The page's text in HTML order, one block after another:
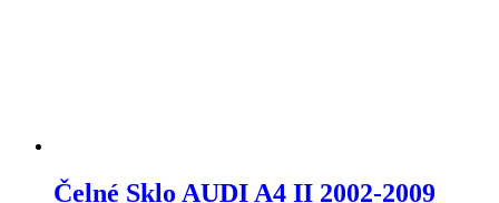
Čelné Sklo AUDI A4 II 2002-2009